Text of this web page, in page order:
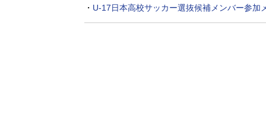
・ U-17日本高校サッカー選抜候補メンバー参加